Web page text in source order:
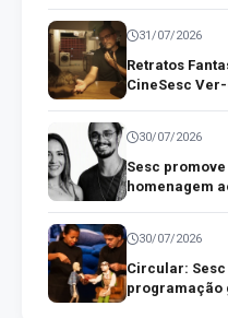
31/07/2026
Retratos
CineSesc
30/07/2026
Sesc
homenagem
30/07/2026
Circular:
programação